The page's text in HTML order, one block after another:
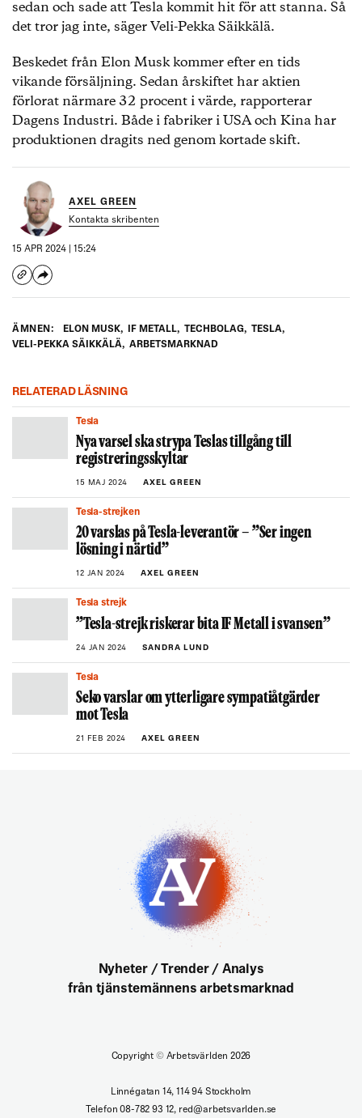
sedan och sade att Tesla kommit hit för att stanna. Så
det tror jag inte, säger Veli-Pekka Säikkälä.
Beskedet från Elon Musk kommer efter en tids
vikande försäljning. Sedan årskiftet har aktien
förlorat närmare 32 procent i värde, rapporterar
Dagens Industri. Både i fabriker i USA och Kina har
produktionen dragits ned genom kortade skift.
AXEL GREEN
Kontakta skribenten
15 APR 2024 | 15:24
ÄMNEN: ELON MUSK, IF METALL, TECHBOLAG, TESLA,
VELI-PEKKA SÄIKKÄLÄ, ARBETSMARKNAD
RELATERAD LÄSNING
Tesla
Nya varsel ska strypa Teslas tillgång till
registreringsskyltar
15 MAJ 2024 AXEL GREEN
Tesla-strejken
20 varslas på Tesla-leverantör – ”Ser ingen
lösning i närtid”
12 JAN 2024 AXEL GREEN
Tesla strejk
”Tesla-strejk riskerar bita IF Metall i svansen”
24 JAN 2024 SANDRA LUND
Tesla
Seko varslar om ytterligare sympatiåtgärder
mot Tesla
21 FEB 2024 AXEL GREEN
Nyheter / Trender / Analys
från tjänstemännens arbetsmarknad
Copyright ©Arbetsvärlden 2026
Linnégatan 14, 114 94 Stockholm
Telefon 08-782 93 12, red@arbetsvarlden.se